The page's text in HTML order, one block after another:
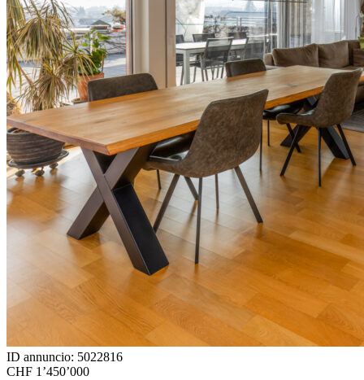
ID annuncio: 5022816
CHF 1’450’000